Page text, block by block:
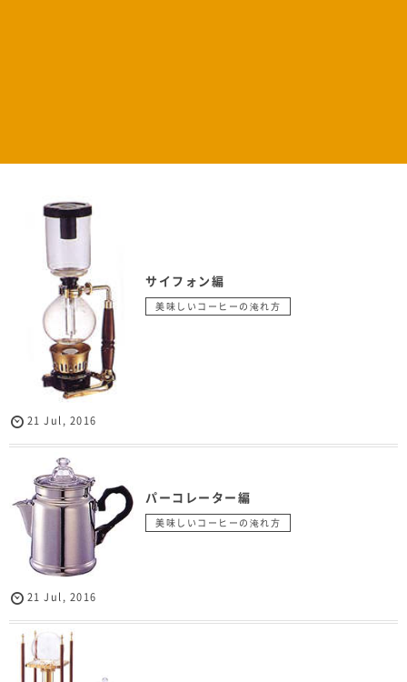
サイフォン編
美味しいコーヒーの淹れ方
21 Jul, 2016
パーコレーター編
美味しいコーヒーの淹れ方
21 Jul, 2016